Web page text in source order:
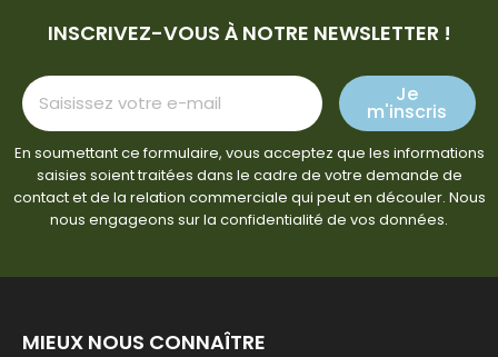
INSCRIVEZ-VOUS À NOTRE NEWSLETTER !
Je
m'inscris
En soumettant ce formulaire, vous acceptez que les informations
saisies soient traitées dans le cadre de votre demande de
contact et de la relation commerciale qui peut en découler. Nous
nous engageons sur la confidentialité de vos données.
MIEUX NOUS CONNAÎTRE